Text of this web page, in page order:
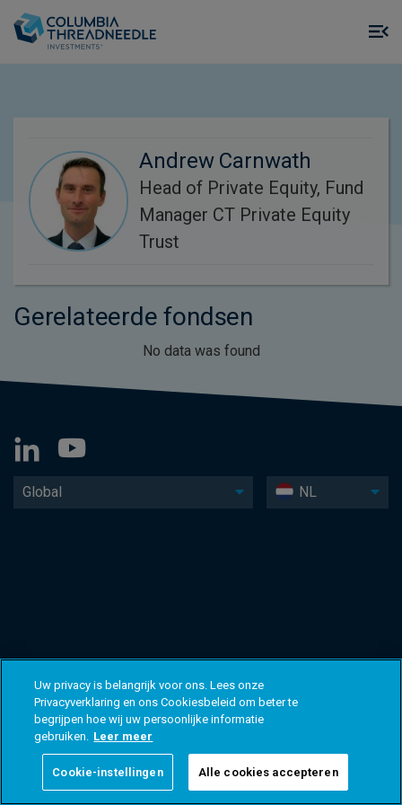
Andrew Carnwath
Head of Private Equity, Fund
Manager CT Private Equity
Trust
Gerelateerde fondsen
No data was found
Global NL
Uw privacy is belangrijk voor ons. Lees onze
Privacyverklaring en ons Cookiesbeleid om beter te
begrijpen hoe wij uw persoonlijke informatie
gebruiken. Leer meer
Cookie-instellingen Alle cookies accepteren